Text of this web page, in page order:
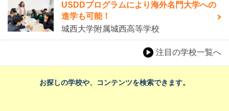
USDDプログラムにより海外名門大学への
進学も可能！
城西大学附属城西高等学校
注目の学校一覧へ
お探しの学校や、コンテンツを検索できます。